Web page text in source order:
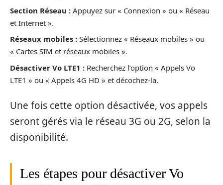
Section Réseau : Appuyez sur « Connexion » ou « Réseau
et Internet ».
Réseaux mobiles : Sélectionnez « Réseaux mobiles » ou
« Cartes SIM et réseaux mobiles ».
Désactiver Vo LTE1 : Recherchez l’option « Appels Vo
LTE1 » ou « Appels 4G HD » et décochez-la.
Une fois cette option désactivée, vos appels
seront gérés via le réseau 3G ou 2G, selon la
disponibilité.
Les étapes pour désactiver Vo